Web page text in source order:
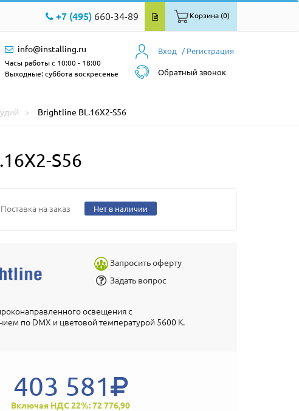
+7 (495) 660-34-89 Корзина (0)
Вход / Регистрация
Обратный звонок
info@installing.ru
Часы работы с 10:00 - 18:00
Выходные: суббота воскресенье
Brightline BL.16X2-S56
S56
Поставка на заказ Нет в наличии
Запросить оферту
Задать вопрос
освещения с
по DMX и цветовой температурой 5600 К.
403 581
Включая НДС 22%: 72 776,90